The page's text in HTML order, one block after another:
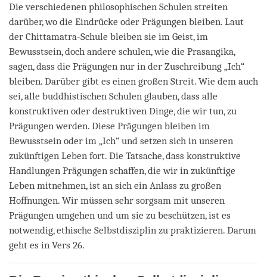
Die verschiedenen philosophischen Schulen streiten
darüber, wo die Eindrücke oder Prägungen bleiben. Laut
der Chittamatra-Schule bleiben sie im Geist, im
Bewusstsein, doch andere schulen, wie die Prasangika,
sagen, dass die Prägungen nur in der Zuschreibung „Ich“
bleiben. Darüber gibt es einen großen Streit. Wie dem auch
sei, alle buddhistischen Schulen glauben, dass alle
konstruktiven oder destruktiven Dinge, die wir tun, zu
Prägungen werden. Diese Prägungen bleiben im
Bewusstsein oder im „Ich“ und setzen sich in unseren
zukünftigen Leben fort. Die Tatsache, dass konstruktive
Handlungen Prägungen schaffen, die wir in zukünftige
Leben mitnehmen, ist an sich ein Anlass zu großen
Hoffnungen. Wir müssen sehr sorgsam mit unseren
Prägungen umgehen und um sie zu beschützen, ist es
notwendig, ethische Selbstdisziplin zu praktizieren. Darum
geht es in Vers 26.